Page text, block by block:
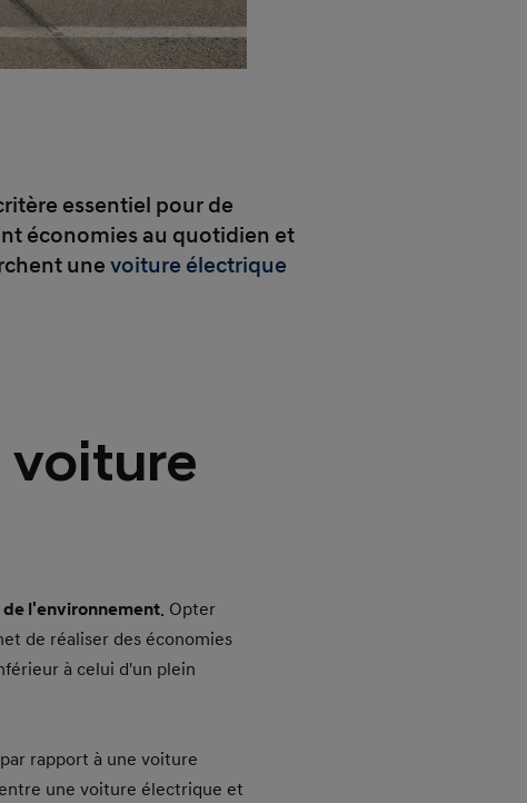
essentiel pour de
économies au quotidien et
unevoiture électrique
voiture
l'environnement. Opter
de réaliser des économies
à celui d'un plein
par rapport à une voiture
une voiture électrique et